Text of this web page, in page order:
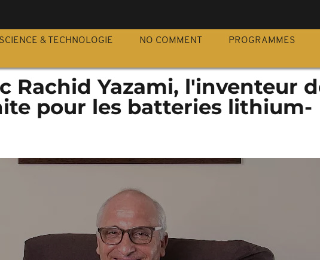
SCIENCE & TECHNOLOGIE NO COMMENT PROGRAMMES
Rachid Yazami, l'inventeur
pour les batteries lithium-